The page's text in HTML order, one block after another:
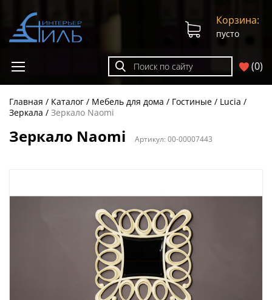
(0)
Корзина:
пусто
Главная Каталог Мебель для дома Гостиные
Lucia
Зеркала
Зеркало Naomi
Зеркало Naomi Артикул:00-00007443